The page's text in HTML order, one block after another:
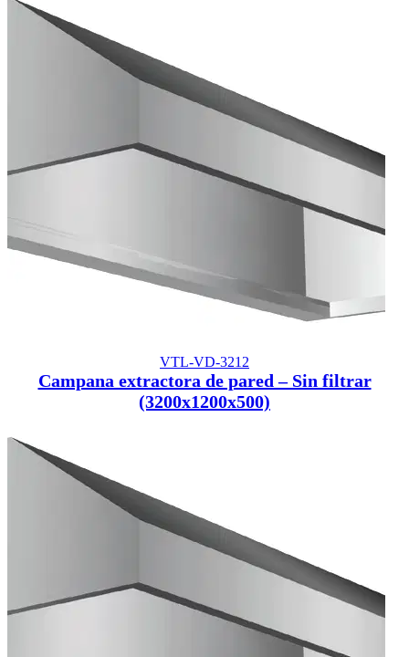
VTL-VD-3212
Campana extractora de pared – Sin filtrar
(3200x1200x500)